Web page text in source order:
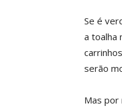
Se é
a toalha
serão
Mas por